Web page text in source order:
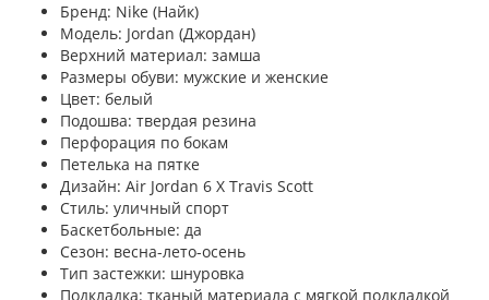
Бренд: Nike (Найк)
Модель: Jordan (Джордан)
Верхний материал: замша
Размеры обуви: мужские и женские
Цвет: белый
Подошва: твердая резина
Перфорация по бокам
Петелька на пятке
Дизайн: Air Jordan 6 X Travis Scott
Стиль: уличный спорт
Баскетбольные: да
Сезон: весна-лето-осень
Тип застежки: шнуровка
Подкладка: тканый материала с мягкой подкладкой